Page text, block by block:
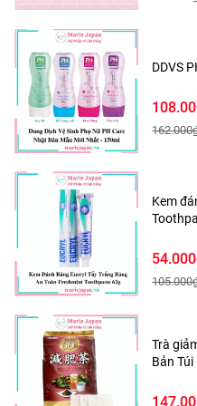
chóng
- Khả năng thẩm thấu
bẩn trong lỗ chân lông.
- Dưỡng ẩm da, giúp làn
- Bổ sung các dưỡng
trong
- Ngăn quá trình lão hóa
mồi
HƯỚNG DẪN SỬ
DDVS
Kem
Trà
Bản Túi